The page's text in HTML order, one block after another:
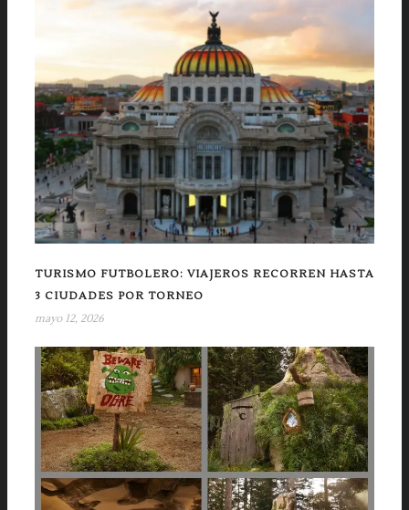
TURISMO FUTBOLERO: VIAJEROS RECORREN HASTA
3 CIUDADES POR TORNEO
mayo 12, 2026